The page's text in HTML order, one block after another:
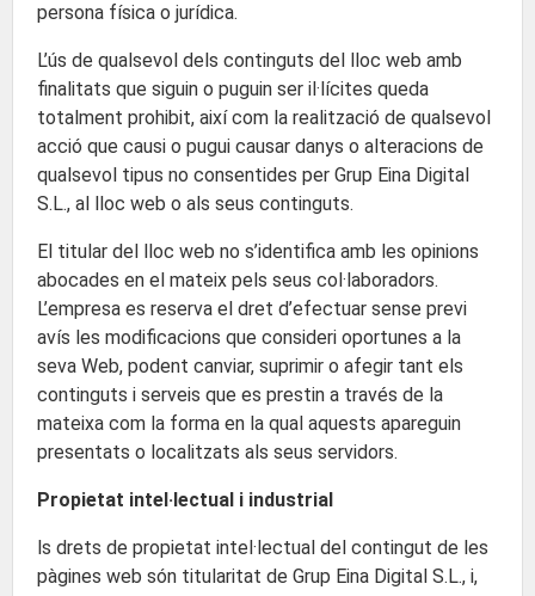
persona física o jurídica.
L’ús de qualsevol dels continguts del lloc web amb
finalitats que siguin o puguin ser il·lícites queda
totalment prohibit, així com la realització de qualsevol
acció que causi o pugui causar danys o alteracions de
qualsevol tipus no consentides per Grup Eina Digital
S.L., al lloc web o als seus continguts.
El titular del lloc web no s’identifica amb les opinions
abocades en el mateix pels seus col·laboradors.
L’empresa es reserva el dret d’efectuar sense previ
avís les modificacions que consideri oportunes a la
seva Web, podent canviar, suprimir o afegir tant els
continguts i serveis que es prestin a través de la
mateixa com la forma en la qual aquests apareguin
presentats o localitzats als seus servidors.
Propietat intel·lectual i industrial
ls drets de propietat intel·lectual del contingut de les
pàgines web són titularitat de Grup Eina Digital S.L., i,